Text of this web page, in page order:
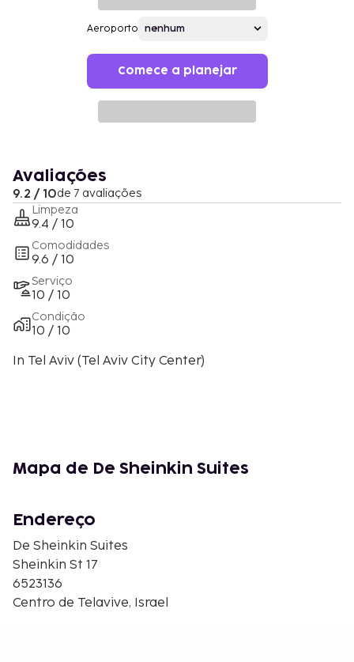
Aeroporto
Comece a planejar
Avaliações
9.2 / 10de 7 avaliações
Limpeza
9.4 / 10
Comodidades
9.6 / 10
Serviço
10 / 10
Condição
10 / 10
In Tel Aviv (Tel Aviv City Center)
Mapa de De Sheinkin Suites
Endereço
De Sheinkin Suites
Sheinkin St 17
6523136
Centro de Telavive, Israel